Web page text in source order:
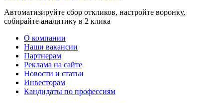
Автоматизируйте сбор откликов, настройте воронку,
собирайте аналитику в 2 клика
О компании
Наши вакансии
Партнерам
Реклама на сайте
Новости и статьи
Инвесторам
Кандидаты по профессиям